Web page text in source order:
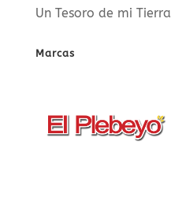
Un Tesoro de mi Tierra
Marcas